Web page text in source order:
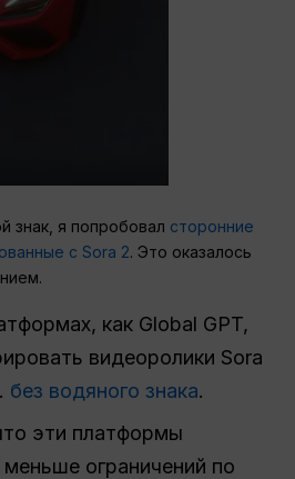
знак, я попробовал сторонние
с Sora 2. Это оказалось
как Global GPT,
видеоролики Sora
без водяного знака.
эти платформы
ограничений по